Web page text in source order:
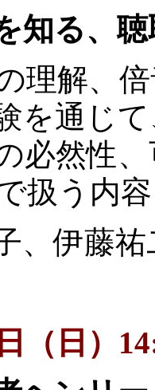
る、聴
理解、
を通じ
必然性
扱う内
、伊藤
（日）